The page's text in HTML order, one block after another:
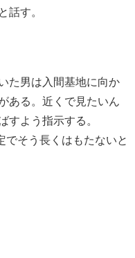
話す。
た男は入間基地に向か
ある。近くで見たいん
すよう指示する。
でそう長くはもたないと